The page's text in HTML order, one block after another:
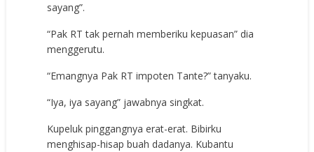
sayang”.
“Pak RT tak pernah memberiku kepuasan” dia
menggerutu.
“Emangnya Pak RT impoten Tante?” tanyaku.
“Iya, iya sayang” jawabnya singkat.
Kupeluk pinggangnya erat-erat. Bibirku
menghisap-hisap buah dadanya. Kubantu